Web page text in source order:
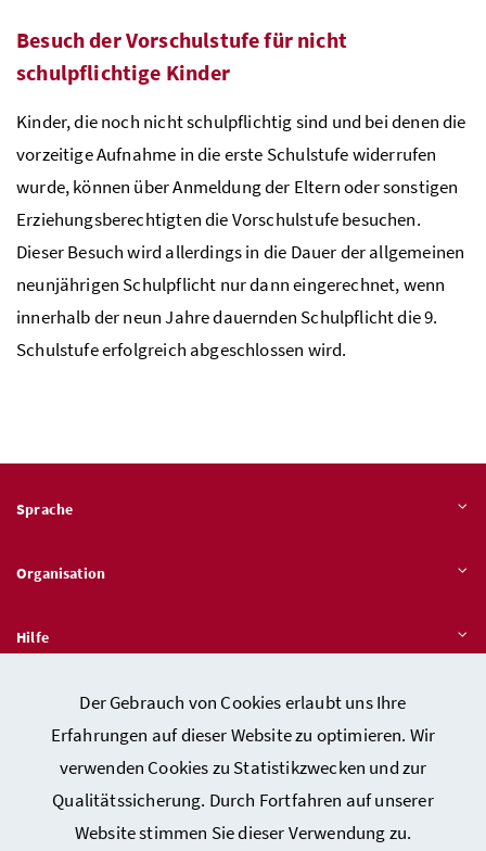
Der Gebrauch von Cookies erlaubt uns Ihre
Erfahrungen auf dieser Website zu optimieren. Wir
verwenden Cookies zu Statistikzwecken und zur
Qualitätssicherung. Durch Fortfahren auf unserer
Website stimmen Sie dieser Verwendung zu.
Besuch der Vorschulstufe für nicht
schulpflichtige Kinder
Kinder, die noch nicht schulpflichtig sind und bei denen die
vorzeitige Aufnahme in die erste Schulstufe widerrufen
wurde, können über Anmeldung der Eltern oder sonstigen
Erziehungsberechtigten die Vorschulstufe besuchen.
Dieser Besuch wird allerdings in die Dauer der allgemeinen
neunjährigen Schulpflicht nur dann eingerechnet, wenn
innerhalb der neun Jahre dauernden Schulpflicht die 9.
Schulstufe erfolgreich abgeschlossen wird.
Sprache
Organisation
Hilfe
Quicklinks